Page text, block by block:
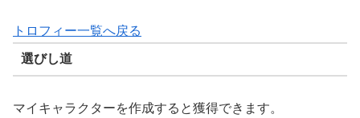
トロフィー一覧へ戻る
選びし道
マイキャラクターを作成すると獲得できます。